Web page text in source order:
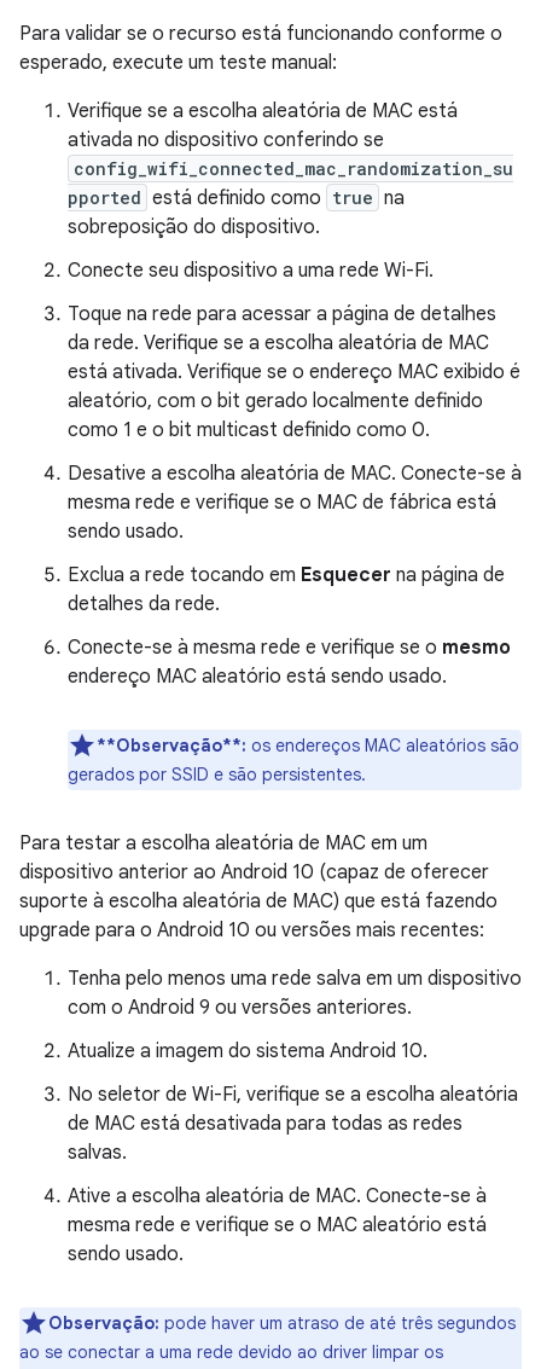
Para validar se o recurso está funcionando conforme o
esperado, execute um teste manual:
Verifique se a escolha aleatória de MAC está
ativada no dispositivo conferindo se
config_wifi_connected_mac_randomization_su
pported está definido como true na
sobreposição do dispositivo.
Conecte seu dispositivo a uma rede Wi-Fi.
Toque na rede para acessar a página de detalhes
da rede. Verifique se a escolha aleatória de MAC
está ativada. Verifique se o endereço MAC exibido é
aleatório, com o bit gerado localmente definido
como 1 e o bit multicast definido como 0.
Desative a escolha aleatória de MAC. Conecte-se à
mesma rede e verifique se o MAC de fábrica está
sendo usado.
Exclua a rede tocando em Esquecer na página de
detalhes da rede.
Conecte-se à mesma rede e verifique se o mesmo
endereço MAC aleatório está sendo usado.
**Observação**: os endereços MAC aleatórios são
gerados por SSID e são persistentes.
Para testar a escolha aleatória de MAC em um
dispositivo anterior ao Android 10 (capaz de oferecer
suporte à escolha aleatória de MAC) que está fazendo
upgrade para o Android 10 ou versões mais recentes:
Tenha pelo menos uma rede salva em um dispositivo
com o Android 9 ou versões anteriores.
Atualize a imagem do sistema Android 10.
No seletor de Wi-Fi, verifique se a escolha aleatória
de MAC está desativada para todas as redes
salvas.
Ative a escolha aleatória de MAC. Conecte-se à
mesma rede e verifique se o MAC aleatório está
sendo usado.
Observação: pode haver um atraso de até três segundos
ao se conectar a uma rede devido ao driver limpar os